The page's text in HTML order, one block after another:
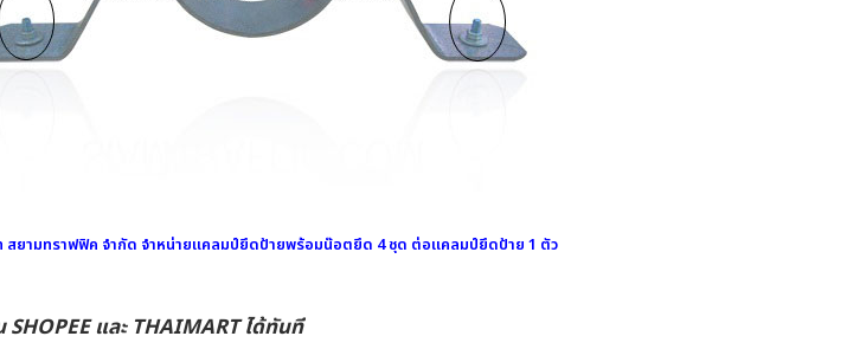
สยามทราฟฟิค จำกัด จำหน่ายแคลมป์ยึดป้ายพร้อมน๊อตยึด 4 ชุด ต่อแคลมป์ยึดป้าย 1 ตัว
และ THAIMART ได้ทันที